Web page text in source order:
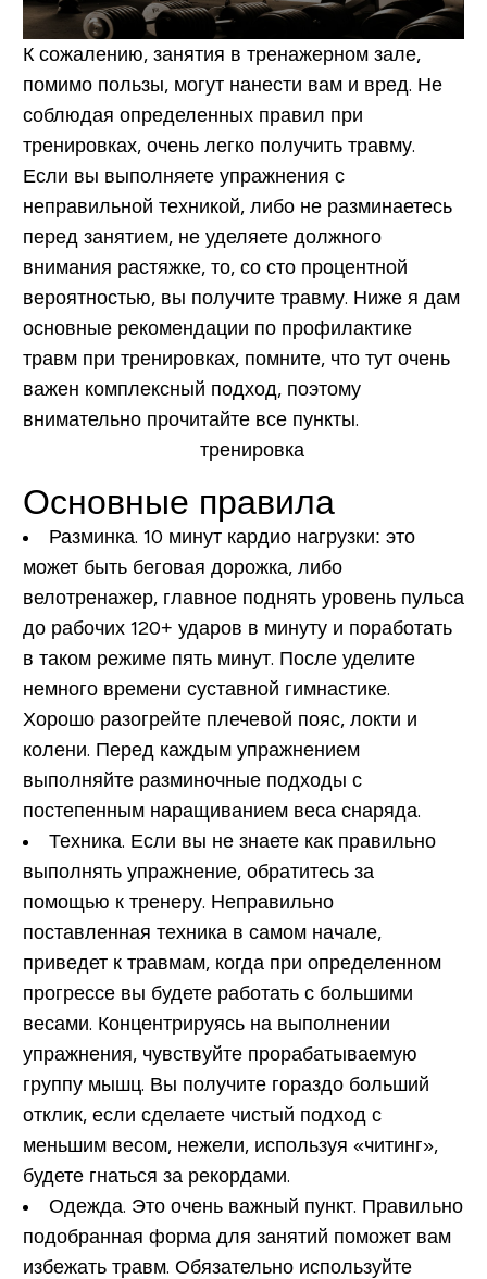
К сожалению, занятия в тренажерном зале,
помимо пользы, могут нанести вам и вред. Не
соблюдая определенных правил при
тренировках, очень легко получить травму.
Если вы выполняете упражнения с
неправильной техникой, либо не разминаетесь
перед занятием, не уделяете должного
внимания растяжке, то, со сто процентной
вероятностью, вы получите травму. Ниже я дам
основные рекомендации по профилактике
травм при тренировках, помните, что тут очень
важен комплексный подход, поэтому
внимательно прочитайте все пункты.
Основные правила
Разминка. 10 минут кардио нагрузки: это
может быть беговая дорожка, либо
велотренажер, главное поднять уровень пульса
до рабочих 120+ ударов в минуту и поработать
в таком режиме пять минут. После уделите
немного времени суставной гимнастике.
Хорошо разогрейте плечевой пояс, локти и
колени. Перед каждым упражнением
выполняйте разминочные подходы с
постепенным наращиванием веса снаряда.
Техника. Если вы не знаете как правильно
выполнять упражнение, обратитесь за
помощью к тренеру. Неправильно
поставленная техника в самом начале,
приведет к травмам, когда при определенном
прогрессе вы будете работать с большими
весами. Концентрируясь на выполнении
упражнения, чувствуйте прорабатываемую
группу мышц. Вы получите гораздо больший
отклик, если сделаете чистый подход с
меньшим весом, нежели, используя «читинг»,
будете гнаться за рекордами.
Одежда. Это очень важный пункт. Правильно
подобранная форма для занятий поможет вам
избежать травм. Обязательно используйте